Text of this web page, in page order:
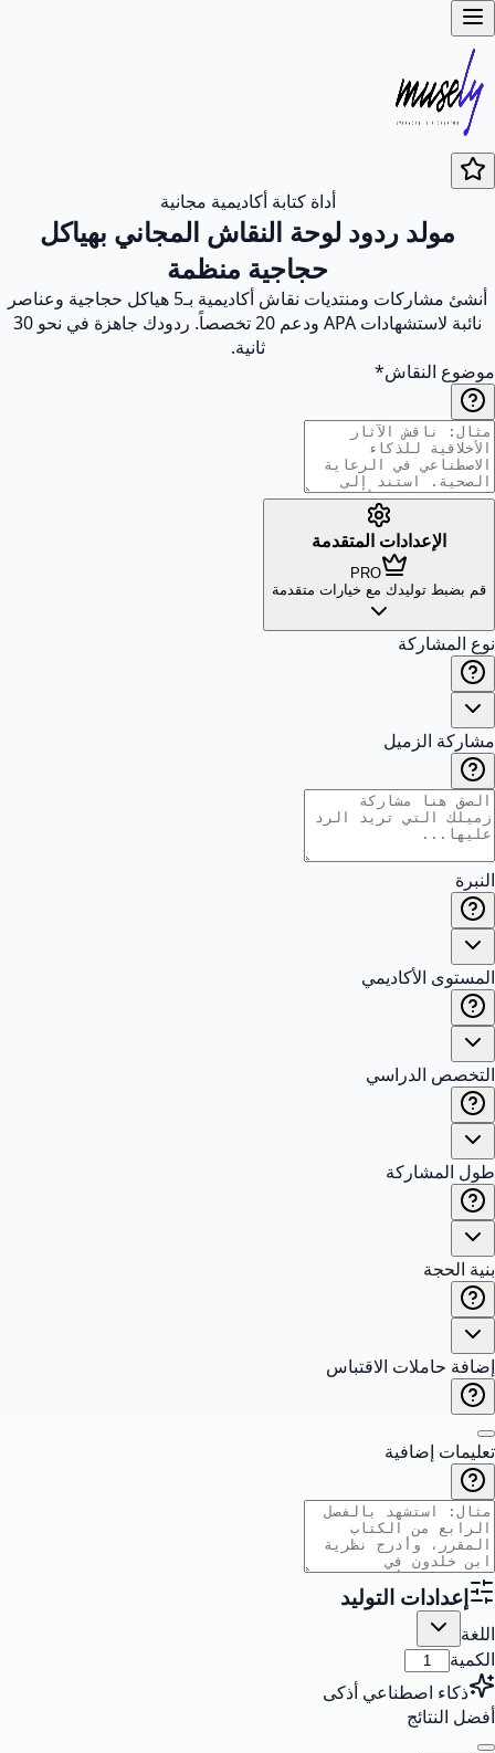
أداة كتابة أكاديمية مجانية
مولد ردود لوحة النقاش المجاني بهياكل
حجاجية منظمة
أنشئ مشاركات ومنتديات نقاش أكاديمية بـ5 هياكل حجاجية وعناصر
نائبة لاستشهادات APA ودعم 20 تخصصاً. ردودك جاهزة في نحو 30
ثانية.
موضوع النقاش*
الإعدادات المتقدمة
PRO
قم بضبط توليدك مع خيارات متقدمة
نوع المشاركة
مشاركة الزميل
النبرة
المستوى الأكاديمي
التخصص الدراسي
طول المشاركة
بنية الحجة
إضافة حاملات الاقتباس
تعليمات إضافية
إعدادات التوليد
اللغة
الكمية
ذكاء اصطناعي أذكى
أفضل النتائج